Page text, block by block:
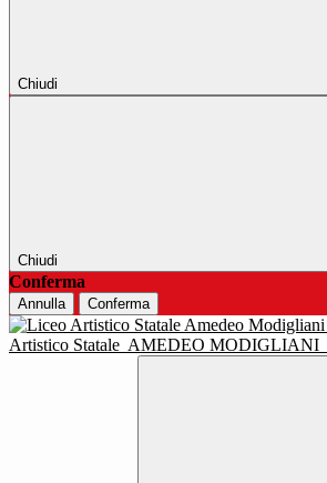
Chiudi
Chiudi
Conferma
Annulla Conferma
Artistico Statale AMEDEO MODIGLIANI